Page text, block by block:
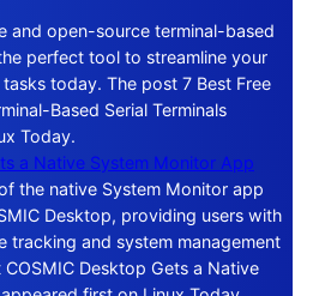
and open-source terminal-based
perfect tool to streamline your
today. The post 7 Best Free
Based Serial Terminals
Today.
a Native System Monitor App
the native System Monitor app
Desktop, providing users with
tracking and system management
Desktop Gets a Native